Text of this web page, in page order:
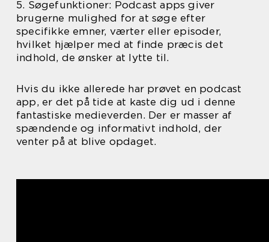
5. Søgefunktioner: Podcast apps giver
brugerne mulighed for at søge efter
specifikke emner, værter eller episoder,
hvilket hjælper med at finde præcis det
indhold, de ønsker at lytte til.
Hvis du ikke allerede har prøvet en podcast
app, er det på tide at kaste dig ud i denne
fantastiske medieverden. Der er masser af
spændende og informativt indhold, der
venter på at blive opdaget.